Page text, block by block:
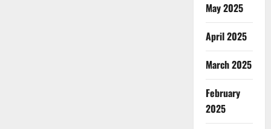
May 2025
April 2025
March 2025
February
2025